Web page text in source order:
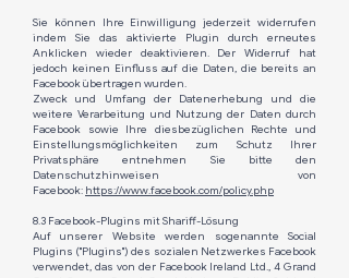
Sie können Ihre Einwilligung jederzeit widerrufen
indem Sie das aktivierte Plugin durch erneutes
Anklicken wieder deaktivieren. Der Widerruf hat
jedoch keinen Einfluss auf die Daten, die bereits an
Facebook übertragen wurden.
Zweck und Umfang der Datenerhebung und die
weitere Verarbeitung und Nutzung der Daten durch
Facebook sowie Ihre diesbezüglichen Rechte und
Einstellungsmöglichkeiten zum Schutz Ihrer
Privatsphäre entnehmen Sie bitte den
Datenschutzhinweisen von
Facebook: https://www.facebook.com/policy.php
8.3 Facebook-Plugins mit Shariff-Lösung
Auf unserer Website werden sogenannte Social
Plugins ("Plugins") des sozialen Netzwerkes Facebook
verwendet, das von der Facebook Ireland Ltd., 4 Grand